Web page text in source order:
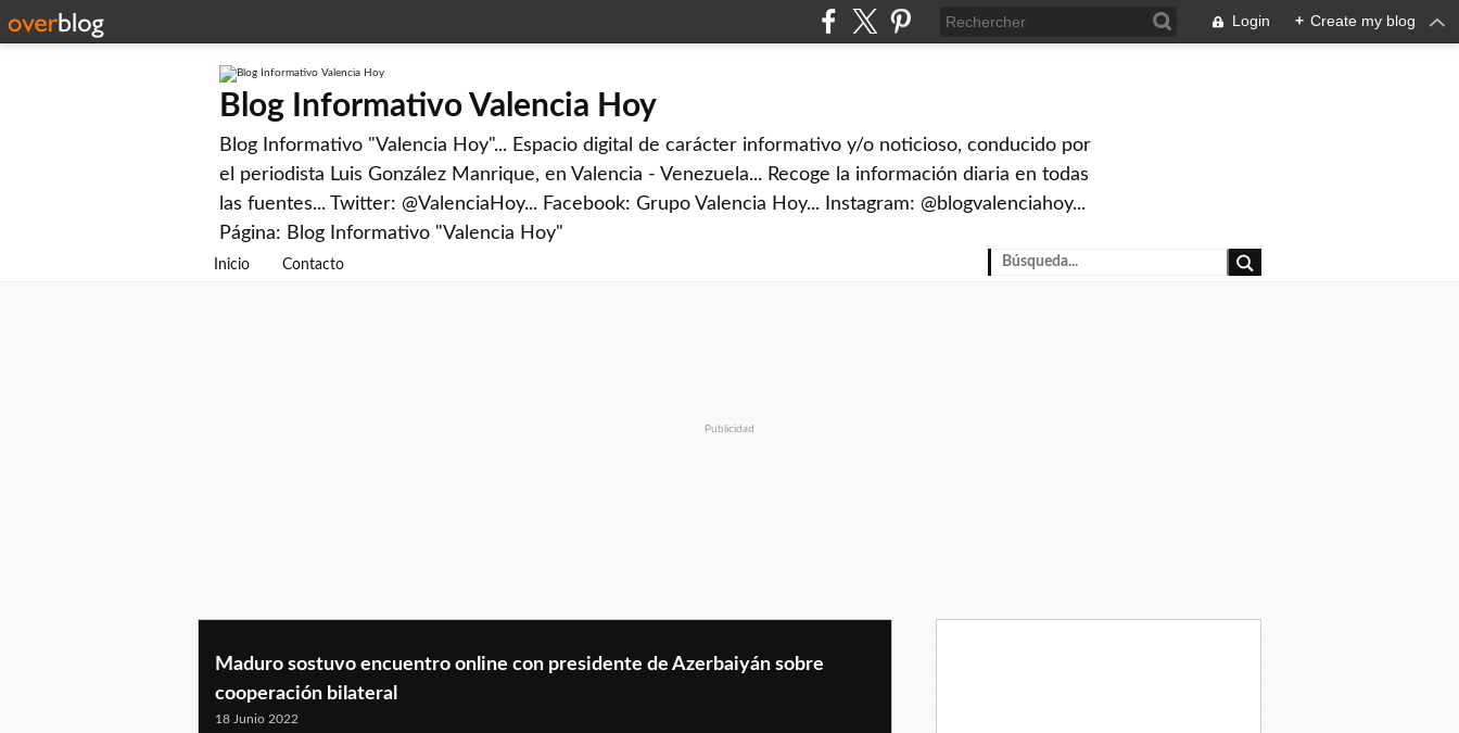
Login + Create my blog
Blog Informativo Valencia Hoy
Blog Informativo "Valencia Hoy"... Espacio digital de carácter informativo y/o noticioso, conducido por
el periodista Luis González Manrique, en Valencia - Venezuela... Recoge la información diaria en todas
las fuentes... Twitter: @ValenciaHoy... Facebook: Grupo Valencia Hoy... Instagram: @blogvalenciahoy...
Página: Blog Informativo "Valencia Hoy"
Inicio Contacto
Publicidad
Maduro sostuvo encuentro online con presidente de Azerbaiyán sobre
cooperación bilateral
18 Junio 2022